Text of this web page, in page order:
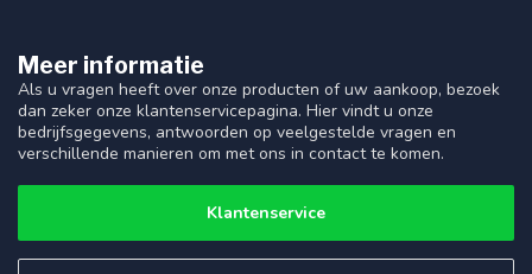
Meer informatie
Als u vragen heeft over onze producten of uw aankoop, bezoek
dan zeker onze klantenservicepagina. Hier vindt u onze
bedrijfsgegevens, antwoorden op veelgestelde vragen en
verschillende manieren om met ons in contact te komen.
Klantenservice